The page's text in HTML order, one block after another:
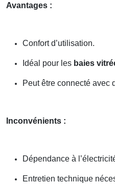
Avantages :
Confort d’utilisation.
Idéal pour les baies
Peut être connecté avec
Inconvénients :
Dépendance à
Entretien technique